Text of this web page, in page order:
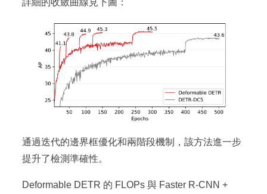
詳細的收斂曲線見下圖：
通過迭代的邊界框優化和兩階段機制，該方法進一步
提升了檢測準確性。
Deformable DETR 的 FLOPs 與 Faster R-CNN +